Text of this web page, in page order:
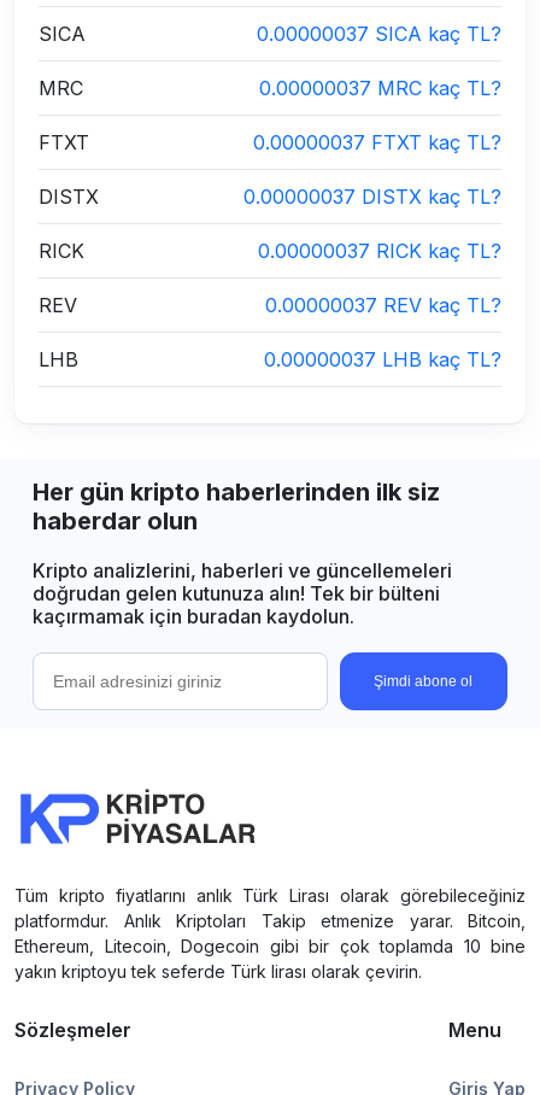
SICA 0.00000037 SICA kaç TL?
MRC 0.00000037 MRC kaç TL?
FTXT 0.00000037 FTXT kaç TL?
DISTX 0.00000037 DISTX kaç TL?
RICK 0.00000037 RICK kaç TL?
REV 0.00000037 REV kaç TL?
LHB 0.00000037 LHB kaç TL?
Her gün kripto haberlerinden ilk siz
haberdar olun
Kripto analizlerini, haberleri ve güncellemeleri
doğrudan gelen kutunuza alın! Tek bir bülteni
kaçırmamak için buradan kaydolun.
Şimdi abone ol
Tüm kripto fiyatlarını anlık Türk Lirası olarak görebileceğiniz
platformdur. Anlık Kriptoları Takip etmenize yarar. Bitcoin,
Ethereum, Litecoin, Dogecoin gibi bir çok toplamda 10 bine
yakın kriptoyu tek seferde Türk lirası olarak çevirin.
Sözleşmeler
Privacy Policy
Menu
Giriş Yap